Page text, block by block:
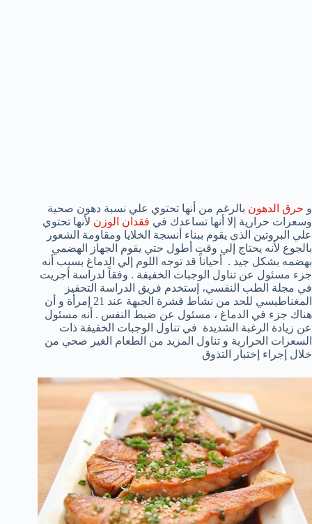
و حرق الدهون بالرغم من أنها تحتوي علي نسبة دهون صحية
وسعرات حرارية إلا أنها تساعدك في فقدان الوزن لأنها تحتوي
علي البروتين الذي يقوم ببناء أنسجة الخلايا ومقاومة الشعور
بالجوع لأنه يحتاج إلي وقت أطول حتي يقوم الجهاز الهضمي
بهضمه بشكل جيد . أحياناً قد توجه اللوم إلي الدماغ بسبب أنه
جزء مسئول عن تناول الوجبات الخفيفة . وفقاً لدراسة أجريت
في مجلة الطب النفسي، إستخدم فريق الدراسة التحفيز
المغناطيسي للحد من نشاط قشرة الجبهة عند 21 إمرأة و أن
هناك جزء في الدماغ ، مسئول عن ضبط النفس . أنه مسئول
عن زيادة الرغبة الشديدة في تناول الوجبات الخفيفة ذات
السعرات الحرارية و تناول المزيد من الطعام الغير صحي من
خلال إجراء إختبار التذوق